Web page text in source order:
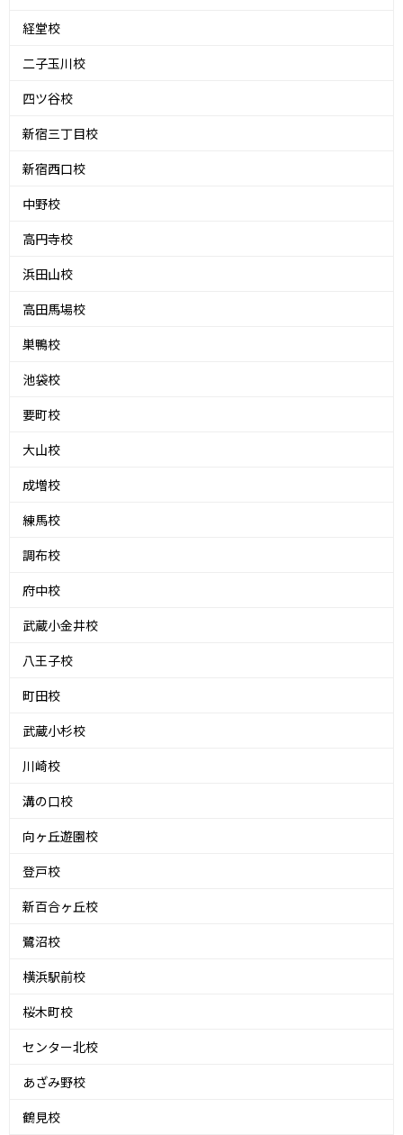
経堂校
二子玉川校
四ツ谷校
新宿三丁目校
新宿西口校
中野校
高円寺校
浜田山校
高田馬場校
巣鴨校
池袋校
要町校
大山校
成増校
練馬校
調布校
府中校
武蔵小金井校
八王子校
町田校
武蔵小杉校
川崎校
溝の口校
向ヶ丘遊園校
登戸校
新百合ヶ丘校
鷺沼校
横浜駅前校
桜木町校
センター北校
あざみ野校
鶴見校